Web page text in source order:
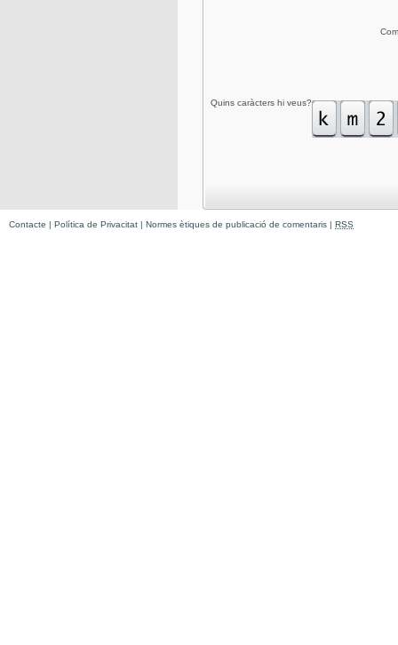
Quins caràcters hi veus?
Contacte | Política de Privacitat | Normes ètiques de publicació de comentaris | RSS